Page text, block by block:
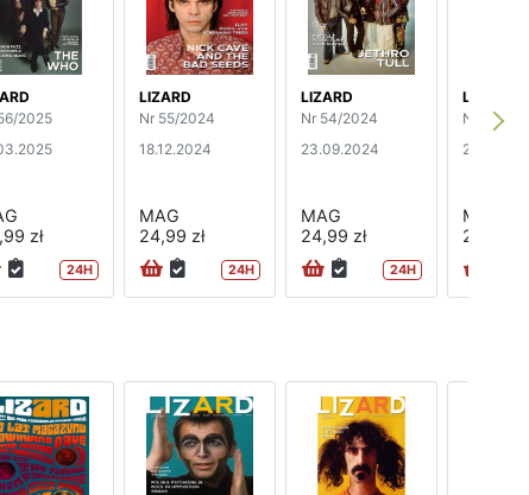
2025
zł
24H
LIZARD
Nr 55/2024
18.12.2024
MAG
24,99 zł
24H
LIZARD
Nr 54/2024
23.09.2024
MAG
24,99 zł
24H
LIZARD
Nr 53/
MAG
24,99 zł